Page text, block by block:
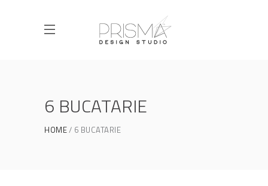
6 BUCATARIE
HOME 6 BUCATARIE